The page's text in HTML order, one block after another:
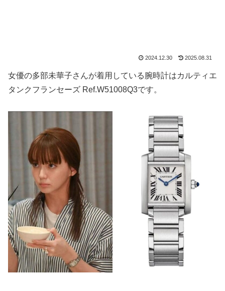
2024.12.30 2025.08.31
女優の多部未華子さんが着用している腕時計はカルティエ
タンクフランセーズ Ref.W51008Q3です。